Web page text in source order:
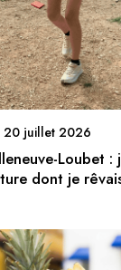
20 juillet 2026
Loubet :
dont je